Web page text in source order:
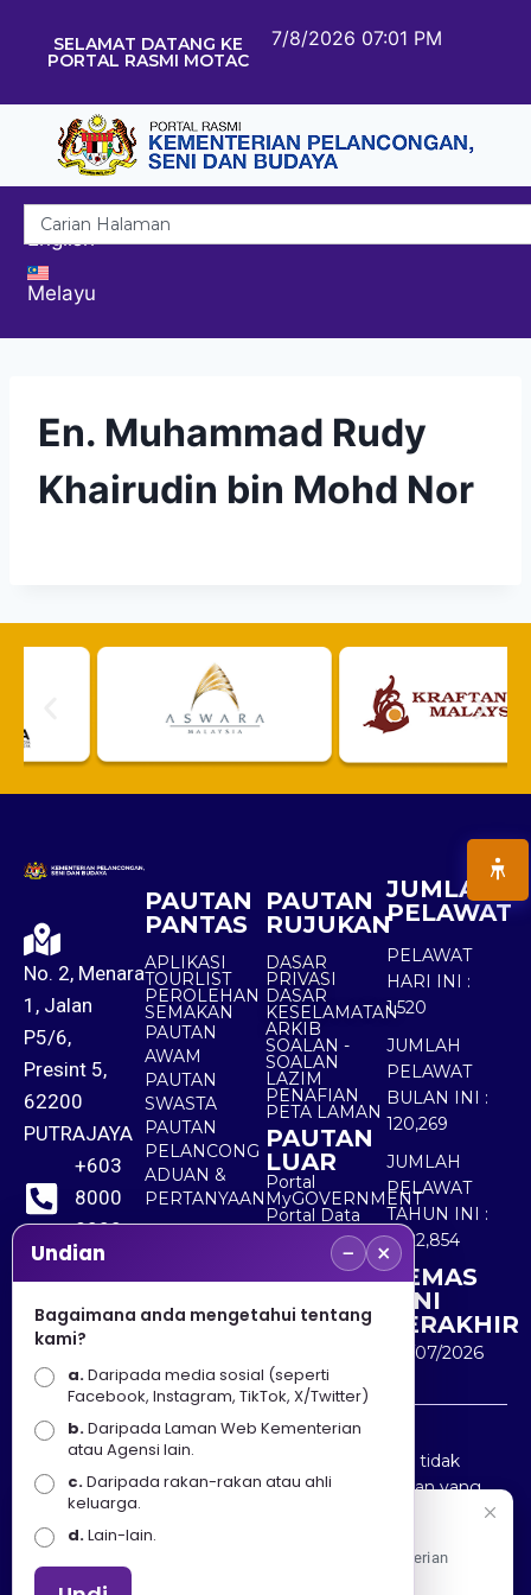
SELAMAT DATANG KE
PORTAL RASMI MOTAC
7/8/2026 07:01 PM
English
Melayu
En. Muhammad Rudy
Khairudin bin Mohd Nor
No. 2, Menara
1, Jalan
P5/6,
Presint 5,
62200
PUTRAJAYA
+603
8000
8000
+603
8891
7100
PAUTAN
PANTAS
APLIKASI
TOURLIST
PEROLEHAN
SEMAKAN
PAUTAN
AWAM
PAUTAN
SWASTA
PAUTAN
PELANCONG
ADUAN &
PERTANYAAN
PAUTAN
RUJUKAN
DASAR
PRIVASI
DASAR
KESELAMATAN
ARKIB
SOALAN -
SOALAN
LAZIM
PENAFIAN
PETA LAMAN
PAUTAN
LUAR
Portal
MyGOVERNMENT
Portal Data
Terbuka
Sektor Awam
JUMLAH
PELAWAT
PELAWAT
HARI INI :
1,520
JUMLAH
PELAWAT
BULAN INI :
120,269
JUMLAH
PELAWAT
TAHUN INI :
5,522,854
KEMAS
KINI
TERAKHIR
30/07/2026
Penafian : Kerajaan Malaysia dan Kementerian
Pelancongan Seni dan Budaya (MOTAC) adalah tidak
bertanggungjawab atas kehilangan atau kerugian yang
disebabkan oleh penggunaan mana-mana maklumat
yang diperolehi dari portal ini.
Undian − ×
Bagaimana anda mengetahui tentang
kami?
a.Daripada media sosial (seperti
Facebook, Instagram, TikTok, X/Twitter)
b.Daripada Laman Web Kementerian
atau Agensi lain.
c.Daripada rakan-rakan atau ahli
keluarga.
d.Lain-lain.
Apa Khabar! Selamat datang ke Portal Rasmi Kementerian
Pelancongan, Seni dan Budaya